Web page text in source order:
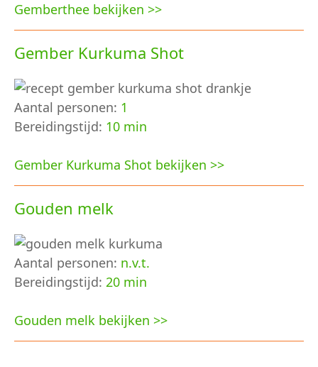
Gemberthee bekijken >>
Gember Kurkuma Shot
Aantal personen: 1
Bereidingstijd: 10 min
Gember Kurkuma Shot bekijken >>
Gouden melk
Aantal personen: n.v.t.
Bereidingstijd: 20 min
Gouden melk bekijken >>